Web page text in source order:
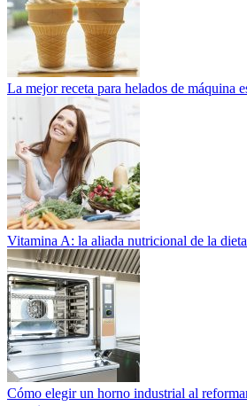
La mejor receta para helados de máquina
Vitamina A: la aliada nutricional de la
Cómo elegir un horno industrial al